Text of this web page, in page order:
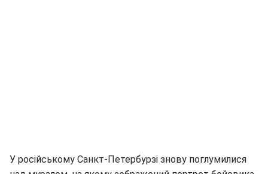
У російському Санкт-Петербурзі знову поглумилися